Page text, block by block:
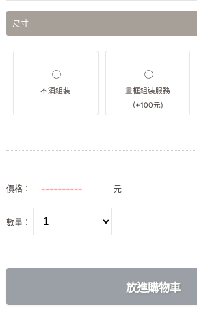
尺寸
不須組裝
畫框組裝服務
(+100元)
價格： 元
數量：